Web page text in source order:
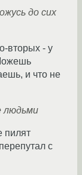
до сих
вторых - у
и что не
людьми
пилят
с